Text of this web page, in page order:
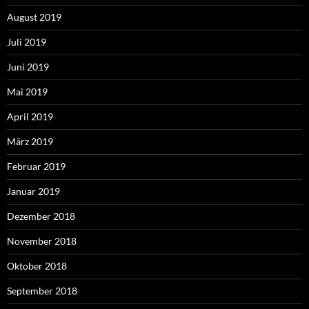
August 2019
Juli 2019
Juni 2019
Mai 2019
April 2019
März 2019
Februar 2019
Januar 2019
Dezember 2018
November 2018
Oktober 2018
September 2018